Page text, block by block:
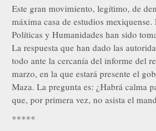
Este gran movimiento, legítimo, de
máxima casa de estudios
Políticas y Humanidades han sido
La respuesta que han dado las
todo ante la cercanía del informe del
marzo, en la que estará presente el
Maza. La pregunta es: ¿Habrá calma
que, por primera vez, no asista el
*****